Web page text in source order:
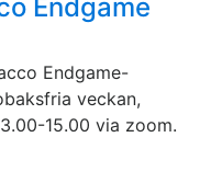
Endgame
Endgame-
veckan,
15.00 via zoom.